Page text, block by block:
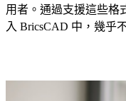
用者。通過支援這些格
入 BricsCAD 中，幾乎